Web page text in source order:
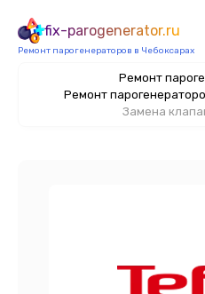
fix-parogenerator.ru
Ремонт парогенераторов в Чебоксарах
Ремонт
Ремонт
Замена